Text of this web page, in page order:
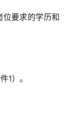
位要求的学历和
1）。